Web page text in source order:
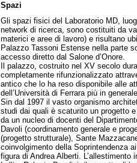
Spazi
Gli spazi fisici del Laboratorio MD,
network di ricerca, sono costituiti da
materici e aree di lavoro) e risultano
Palazzo Tassoni Estense nella parte
accesso diretto dal Salone d’Onore.
Il palazzo, costruito nel XV secolo
completamente rifunzionalizzato
antico che lo ha reso disponibile alle
dell’Università di Ferrara più in
Sin dal 1997 il vasto organismo
studi dai quali è scaturito un progetto
da un nucleo di docenti del
Davoli (coordinamento generale e
(progetto strutturale), Sante
coinvolgimento della Soprintendenza
figura di Andrea Alberti.